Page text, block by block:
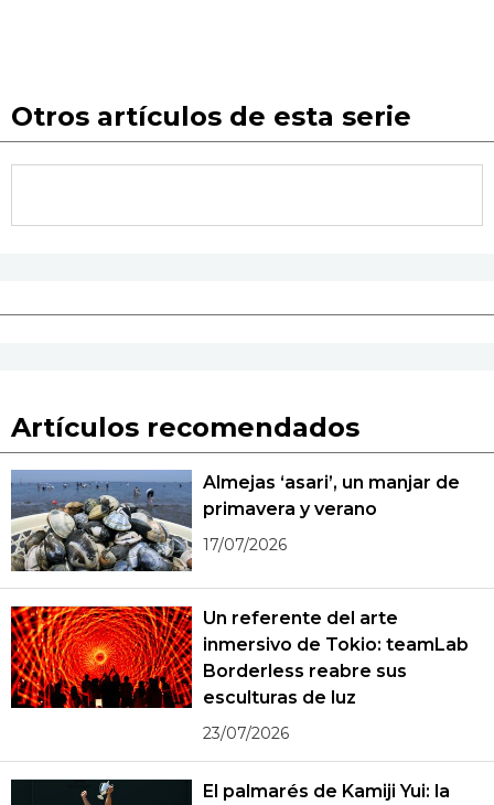
Otros artículos de esta serie
Artículos recomendados
Almejas ‘asari’, un manjar de
primavera y verano
17/07/2026
Un referente del arte
inmersivo de Tokio: teamLab
Borderless reabre sus
esculturas de luz
23/07/2026
El palmarés de Kamiji Yui: la